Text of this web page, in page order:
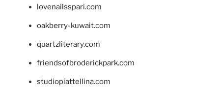
lovenailsspari.com
oakberry-kuwait.com
quartzliterary.com
friendsofbroderickpark.com
studiopiattellina.com